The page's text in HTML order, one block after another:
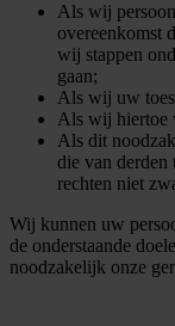
Als wij
overeenkomst
wij stappen
gaan;
Als wij uw
Als wij hiertoe
Als dit
die van derden
rechten niet
Wij kunnen uw
de onderstaande
noodzakelijk onze